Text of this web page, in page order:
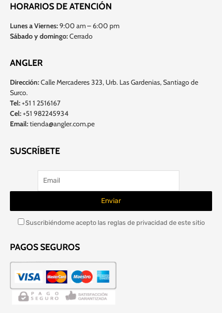
HORARIOS DE ATENCIÓN
Lunes a Viernes:9:00 am – 6:00 pm
Sábado y domingo:Cerrado
ANGLER
Dirección:Calle Mercaderes 323, Urb. Las Gardenias, Santiago de
Surco.
Tel:+51 1 2516167
Cel:+51 982245934
Email:tienda@angler.com.pe
SUSCRÍBETE
Suscribiéndome acepto las reglas de privacidad de este sitio
PAGOS SEGUROS